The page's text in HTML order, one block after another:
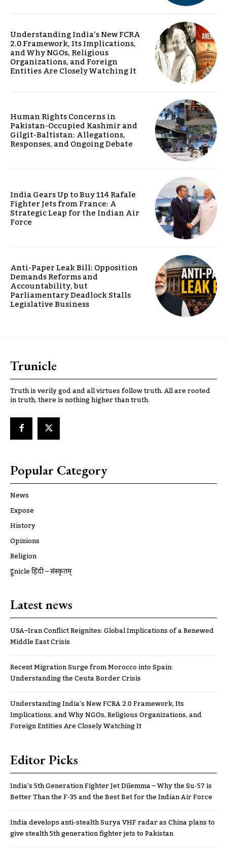
Understanding India’s New FCRA
2.0 Framework, Its Implications,
and Why NGOs, Religious
Organizations, and Foreign
Entities Are Closely Watching It
Human Rights Concerns in
Pakistan-Occupied Kashmir and
Gilgit-Baltistan: Allegations,
Responses, and Ongoing Debate
India Gears Up to Buy 114 Rafale
Fighter Jets from France: A
Strategic Leap for the Indian Air
Force
Anti-Paper Leak Bill: Opposition
Demands Reforms and
Accountability, but
Parliamentary Deadlock Stalls
Legislative Business
Trunicle
Truth is verily god and all virtues follow truth. All are rooted
in truth, there is nothing higher than truth.
Popular Category
News
Expose
History
Opinions
Religion
ट्रूnicle हिंदी – संस्कृतम्
Latest news
USA–Iran Conflict Reignites: Global Implications of a Renewed
Middle East Crisis
Recent Migration Surge from Morocco into Spain:
Understanding the Ceuta Border Crisis
Understanding India’s New FCRA 2.0 Framework, Its
Implications, and Why NGOs, Religious Organizations, and
Foreign Entities Are Closely Watching It
Editor Picks
India’s 5th Generation Fighter Jet Dilemma – Why the Su-57 is
Better Than the F-35 and the Best Bet for the Indian Air Force
India develops anti-stealth Surya VHF radar as China plans to
give stealth 5th generation fighter jets to Pakistan